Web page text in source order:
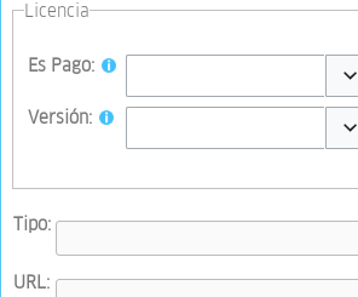
Licencia
Es Pago:
Versión:
Tipo:
URL: